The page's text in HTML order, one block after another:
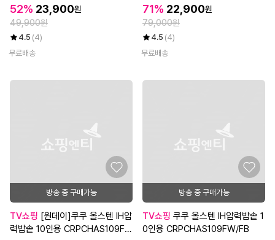
52% 23,900원
49,900원
4.5 (4)
무료배송
71% 22,900원
79,000원
4.5 (4)
무료배송
방송 중 구매가능
TV쇼핑
력밥솥 10인용 CRPCHAS109F
방송 중 구매가능
TV쇼핑
0인용 CRPCHAS109FW/FB